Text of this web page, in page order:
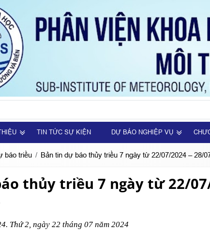
TIN TỨC SỰ KIỆN DỰ BÁO NGHIỆP VỤ
báo triều Bản tin dự báo thủy triều 7 ngày từ 22/07/2024 – 28/
thủy triều 7 ngày từ 22/
Thứ 2, ngày 22 tháng 07 năm 2024